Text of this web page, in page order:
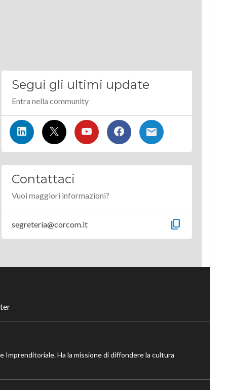
Segui gli ultimi update
Entra nella community
Contattaci
Vuoi maggiori informazioni?
segreteria@corcom.it content_copy
Ha la missione di diffondere la cultura